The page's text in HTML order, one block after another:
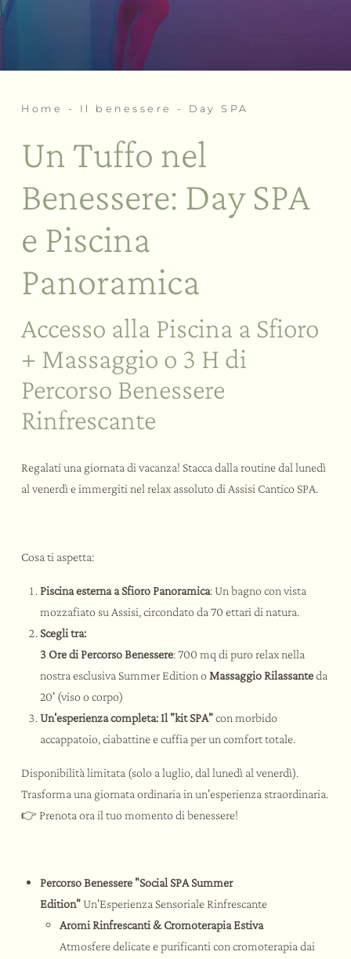
Team building a tema
Attività e sport
Assisi e dintorni
Home - Il benessere - Day SPA
Un Tuffo nel
Benessere: Day SPA
e Piscina
Panoramica
Accesso alla Piscina a Sfioro
+ Massaggio o 3 H di
Percorso Benessere
Rinfrescante
Regalati una giornata di vacanza! Stacca dalla routine dal lunedì
al venerdì e immergiti nel relax assoluto di Assisi Cantico SPA.
Cosa ti aspetta:
Piscina esterna a Sfioro Panoramica: Un bagno con vista
mozzafiato su Assisi, circondato da 70 ettari di natura.
Scegli tra:
3 Ore di Percorso Benessere: 700 mq di puro relax nella
nostra esclusiva Summer Edition o Massaggio Rilassanteda
20' (viso o corpo)
Un'esperienza completa: Il "kit SPA"con morbido
accappatoio, ciabattine e cuffia per un comfort totale.
Disponibilità limitata (solo a luglio, dal lunedì al venerdì).
Trasforma una giornata ordinaria in un'esperienza straordinaria.
👉 Prenota ora il tuo momento di benessere!
Percorso Benessere "Social SPA Summer
Edition" Un'Esperienza Sensoriale Rinfrescante
Aromi Rinfrescanti & Cromoterapia Estiva
Atmosfere delicate e purificanti con cromoterapia dai